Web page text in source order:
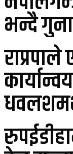
भन्दै